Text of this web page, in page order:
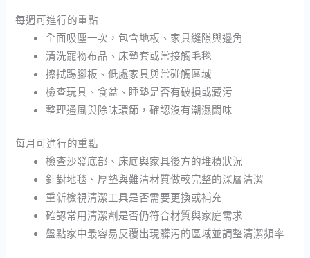
每週可進行的重點
全面吸塵一次，包含地板、家具縫隙與邊角
清洗寵物布品、床墊套或常接觸毛毯
擦拭踢腳板、低處家具與常碰觸區域
檢查玩具、食盆、睡墊是否有破損或藏污
整理通風與除味環節，確認沒有潮濕悶味
每月可進行的重點
檢查沙發底部、床底與家具後方的堆積狀況
針對地毯、厚墊與難清材質做較完整的深層清潔
重新檢視清潔工具是否需要更換或補充
確認常用清潔劑是否仍符合材質與家庭需求
盤點家中最容易反覆出現髒污的區域並調整清潔頻率